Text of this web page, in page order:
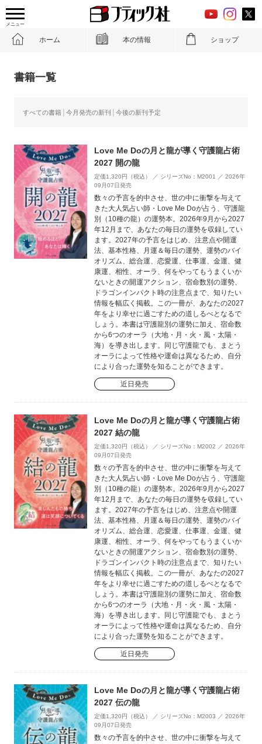
メニュー
ホーム 本の情報 ショップ
書籍一覧
すべての書籍 今月発売の新刊 今後の新刊予定
Love Me Doの月と龍が導く守護龍占術
2027 開の龍
定価1,320円（税込） ／ シリーズNo：M2001 ／ 2026年
09月07日発売
数々の予言を的中させ、世の中に衝撃を与えて
きた大人気占い師・Love Me Doが占う、守護龍
別（10種の龍）の運勢本。2026年9月から2027
年12月まで、あなたの毎日の運勢を収録してい
ます。2027年の予言をはじめ、注意点や開運
法、基本性格、月運＆毎日の運勢、運勢のバイ
オリズム、総合運、恋愛運、仕事運、金運、健
康運、相性、オーラ、何をやってもうまくいか
ないときの開運アクション、宿命数別の運勢、
ドラゴンインパクト時の注意点まで、知りたい
情報を幅広く掲載。この一冊が、あなたの2027
年をより幸せに過ごすための道しるべとなるで
しょう。本書は守護龍別の運勢に加え、宿命数
から6つのオーラ（大地・月・火・風・太陽・
海）を導き出します。同じ守護龍でも、まとう
オーラによって性格や運命は異なるため、自分
により合った運勢を知ることができます。
近日発売
Love Me Doの月と龍が導く守護龍占術
2027 結の龍
定価1,320円（税込） ／ シリーズNo：M2002 ／ 2026年
09月07日発売
数々の予言を的中させ、世の中に衝撃を与えて
きた大人気占い師・Love Me Doが占う、守護龍
別（10種の龍）の運勢本。2026年9月から2027
年12月まで、あなたの毎日の運勢を収録してい
ます。2027年の予言をはじめ、注意点や開運
法、基本性格、月運＆毎日の運勢、運勢のバイ
オリズム、総合運、恋愛運、仕事運、金運、健
康運、相性、オーラ、何をやってもうまくいか
ないときの開運アクション、宿命数別の運勢、
ドラゴンインパクト時の注意点まで、知りたい
情報を幅広く掲載。この一冊が、あなたの2027
年をより幸せに過ごすための道しるべとなるで
しょう。本書は守護龍別の運勢に加え、宿命数
から6つのオーラ（大地・月・火・風・太陽・
海）を導き出します。同じ守護龍でも、まとう
オーラによって性格や運命は異なるため、自分
により合った運勢を知ることができます。
近日発売
Love Me Doの月と龍が導く守護龍占術
2027 伝の龍
定価1,320円（税込） ／ シリーズNo：M2003 ／ 2026年
09月07日発売
数々の予言を的中させ、世の中に衝撃を与えて